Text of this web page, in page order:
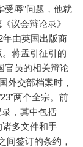
受辱”问题，他就
议会辩论录》
年由英国出版商
蒋孟引征引的
官员的相关辩论
外交部档案时，
两个全宗。前
，其中包括
诸多文件和手
间签订的条约，